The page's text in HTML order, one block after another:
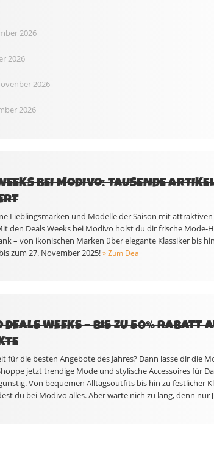
2026
2026
2026
2026
BEI MODIVO: TAUSENDE
Lieblings­marken und Modelle der Saison mit attraktiven
den Deals Weeks bei Modivo holst du dir frische Mode-
– von ikonischen Marken über elegante Klassiker bis
zum 27. November 2025! » Zum Deal
DEALS WEEKS – BIS ZU 50% RABATT
für die besten Angebote des Jahres? Dann lasse dir die
jetzt trendige Mode und stylische Accessoires für
Von bequemen Alltagsoutfits bis hin zu festlicher
du bei Modivo alles. Aber warte nich zu lang, denn nur